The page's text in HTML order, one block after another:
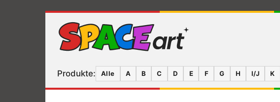
Produkte: Alle A B C D E F G H I/J K